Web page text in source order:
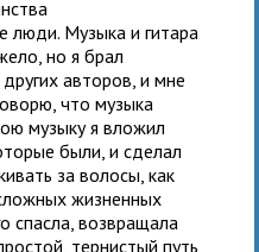
люди. Музыка и гитара
но я брал
авторов, и мне
что музыка
музыку я вложил
были, и сделал
за волосы, как
жизненных
спасла, возвращала
тернистый путь